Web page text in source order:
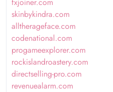
skinbykindra.com
alltherageface.com
codenational.com
progameexplorer.com
rockislandroastery.com
directselling-pro.com
revenuealarm.com